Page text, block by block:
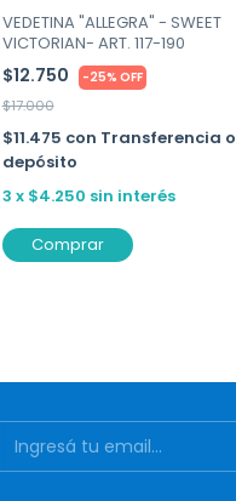
VEDETINA "ALLEGRA" - SWEET
VICTORIAN- ART. 117-190
$12.750 -25% OFF
$17.000
$11.475 con Transferencia o
depósito
3 x $4.250 sin interés
Comprar